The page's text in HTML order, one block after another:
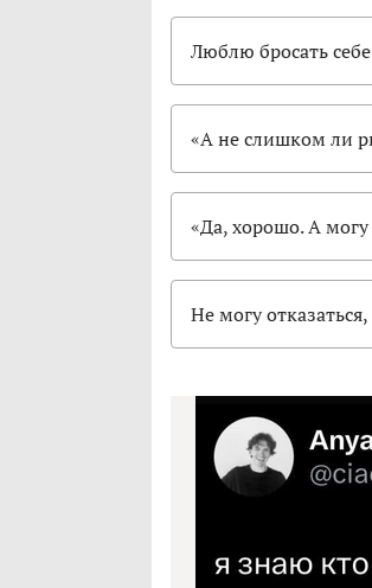
Люблю бросать
«А не слишком ли
«Да, хорошо. А могу
Не могу